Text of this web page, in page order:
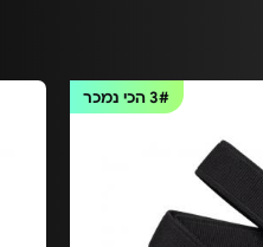
3#הכי נמכר